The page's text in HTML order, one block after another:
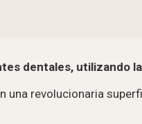
dentales, utilizando
una revolucionaria